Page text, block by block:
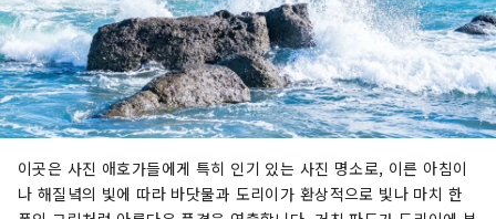
이곳은 사진 애호가들에게 특히 인기 있는 사진 명소로, 이른 아침이
나 해질녘의 빛에 따라 바닷물과 도리이가 환상적으로 빛나 마치 한